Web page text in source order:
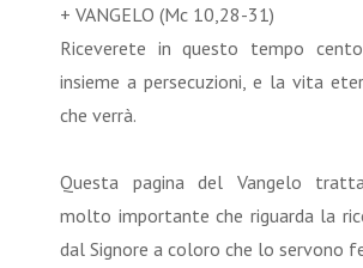
+ VANGELO (Mc 10,28-31)
Riceverete in questo tempo
insieme a persecuzioni, e la vita
che verrà.
Questa pagina del Vangelo
molto importante che riguarda la
dal Signore a coloro che lo servono